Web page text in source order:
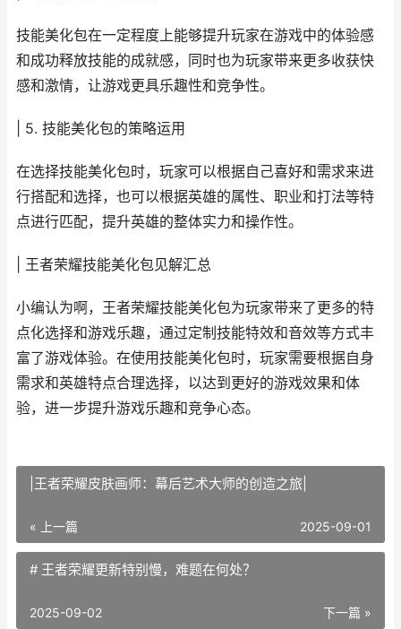
技能美化包在一定程度上能够提升玩家在游戏中的体验感
和成功释放技能的成就感，同时也为玩家带来更多收获快
感和激情，让游戏更具乐趣性和竞争性。
| 5. 技能美化包的策略运用
在选择技能美化包时，玩家可以根据自己喜好和需求来进
行搭配和选择，也可以根据英雄的属性、职业和打法等特
点进行匹配，提升英雄的整体实力和操作性。
| 王者荣耀技能美化包见解汇总
小编认为啊，王者荣耀技能美化包为玩家带来了更多的特
点化选择和游戏乐趣，通过定制技能特效和音效等方式丰
富了游戏体验。在使用技能美化包时，玩家需要根据自身
需求和英雄特点合理选择，以达到更好的游戏效果和体
验，进一步提升游戏乐趣和竞争心态。
|王者荣耀皮肤画师：幕后艺术大师的创造之旅|
« 上一篇 2025-09-01
# 王者荣耀更新特别慢，难题在何处？
下一篇 »
2025-09-02